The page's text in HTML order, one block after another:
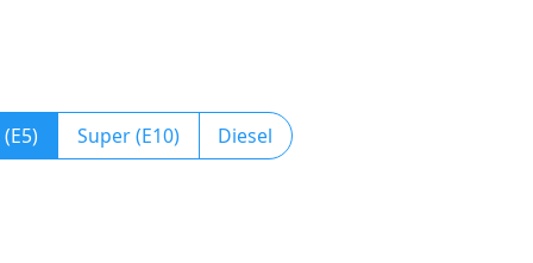
Super (E10) Diesel